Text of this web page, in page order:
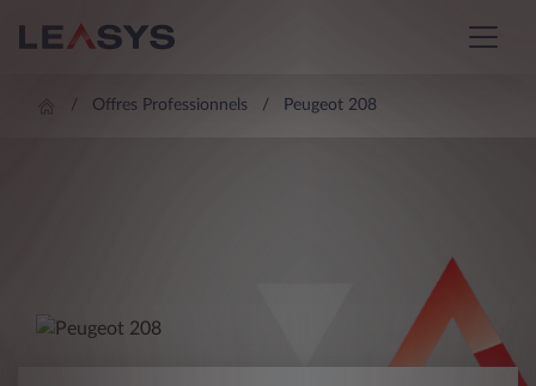
Offres Professionnels Peugeot 208